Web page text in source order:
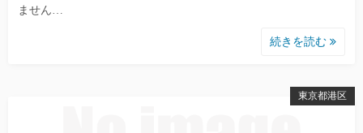
ません…
続きを読む
東京都港区